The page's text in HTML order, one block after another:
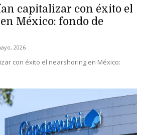
capitalizar con éxito el
México: fondo de
2026
con éxito el nearshoring en México: